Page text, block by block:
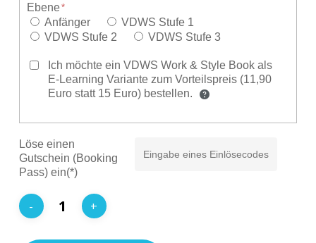
Ebene
Anfänger
VDWS Stufe 1
VDWS Stufe 2
VDWS Stufe 3
Ich möchte ein VDWS Work & Style Book als
E-Learning Variante zum Vorteilspreis (11,90
Euro statt 15 Euro) bestellen.
Löse einen
Gutschein (Booking
Pass) ein(*)